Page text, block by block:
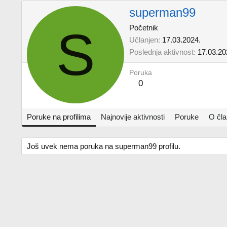
S
superman99
Početnik
Učlanjen 17.03.2024.
Poslednja aktivnost
Poruka
0
Poruke na profilima Najnovije aktivnosti Poruke O
Još uvek nema poruka na superman99 profilu.